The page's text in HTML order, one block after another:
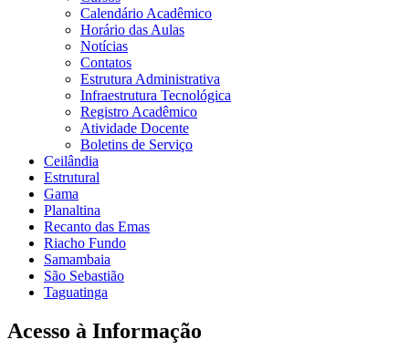
Calendário Acadêmico
Horário das Aulas
Notícias
Contatos
Estrutura Administrativa
Infraestrutura Tecnológica
Registro Acadêmico
Atividade Docente
Boletins de Serviço
Ceilândia
Estrutural
Gama
Planaltina
Recanto das Emas
Riacho Fundo
Samambaia
São Sebastião
Taguatinga
Acesso à Informação